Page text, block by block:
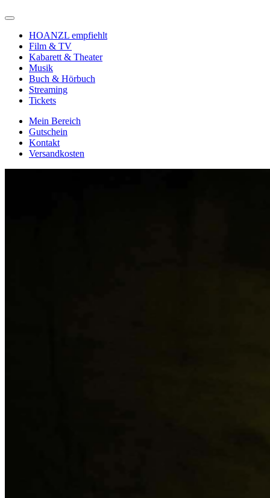
HOANZL empfiehlt
Film & TV
Kabarett & Theater
Musik
Buch & Hörbuch
Streaming
Tickets
Mein Bereich
Gutschein
Kontakt
Versandkosten